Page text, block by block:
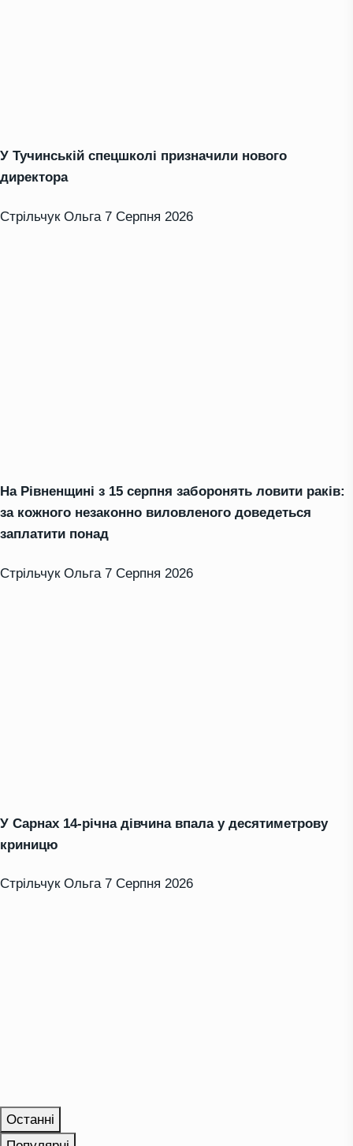
У Тучинській спецшколі призначили нового
директора
Стрільчук Ольга 7 Серпня 2026
На Рівненщині з 15 серпня заборонять ловити раків:
за кожного незаконно виловленого доведеться
заплатити понад
Стрільчук Ольга 7 Серпня 2026
У Сарнах 14-річна дівчина впала у десятиметрову
криницю
Стрільчук Ольга 7 Серпня 2026
Останні